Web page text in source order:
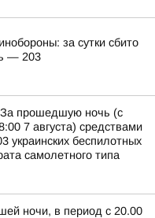
за сутки сбито
— 203
За прошедшую ночь (с
7 августа) средствами
украинских беспилотных
самолетного типа
ночи, в период с 20.00